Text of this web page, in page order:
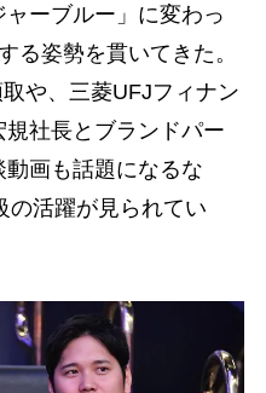
ーブルー」に変わっ
る姿勢を貫いてきた。
や、三菱UFJフィナン
社長とブランドパー
動画も話題になるな
の活躍が見られてい